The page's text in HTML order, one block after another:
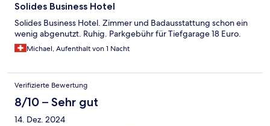
Solides Business Hotel
Solides Business Hotel. Zimmer und Badausstattung schon ein
wenig abgenutzt. Ruhig. Parkgebühr für Tiefgarage 18 Euro.
Michael, Aufenthalt von 1 Nacht
Verifizierte Bewertung
8/10 – Sehr gut
14. Dez. 2024